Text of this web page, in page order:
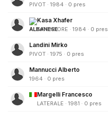
PIVOT · 1984 · 0 pres
Kasa Xhafer
DIFENSORE · 1984 · 0 pres
Landini Mirko
PIVOT · 1975 · 0 pres
Mannucci Alberto
1964 · 0 pres
Margelli Francesco
LATERALE · 1981 · 0 pres